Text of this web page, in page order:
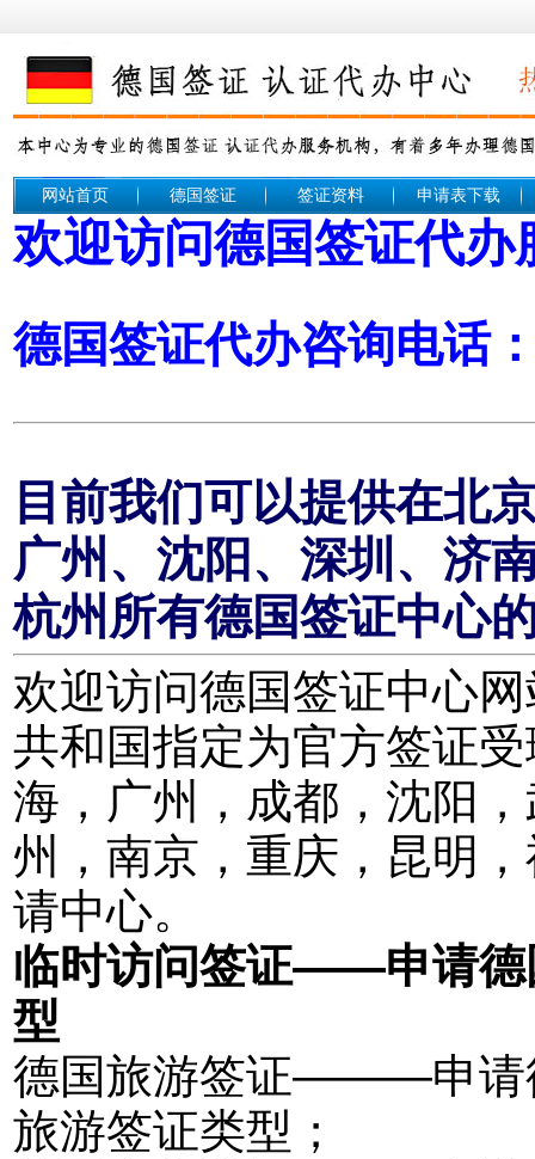
网站首页 德国签证 签证资料 申请表下载
欢迎访问德国签证代办
德国签证代办咨询电话
目前我们可以提供在北
广州、沈阳、深圳、济
杭州所有德国签证中心
欢迎访问德国签证中心
共和国指定为官方签证
海，广州，成都，沈阳
州，南京，重庆，昆明
请中心。
临时访问签证——申请德
型
德国旅游签证———申请
旅游签证类型；